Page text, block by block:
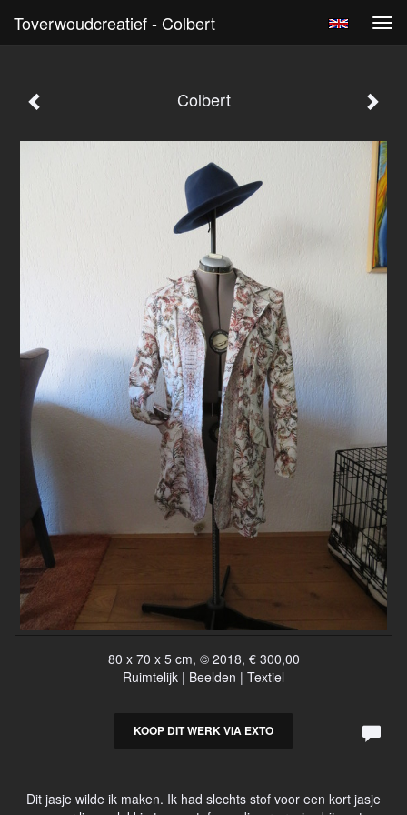
Toverwoudcreatief - Colbert
Colbert
80 x 70 x 5 cm, © 2018, € 300,00
Ruimtelijk | Beelden | Textiel
KOOP DIT WERK VIA EXTO
Dit jasje wilde ik maken. Ik had slechts stof voor een kort jasje